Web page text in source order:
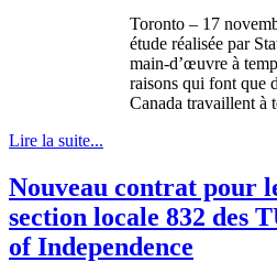
Toronto – 17
étude réalisée par
main-d’œuvre à
raisons qui font que
Canada travaillent à
Lire la suite...
Nouveau contrat pour
section locale 832 des
of Independence